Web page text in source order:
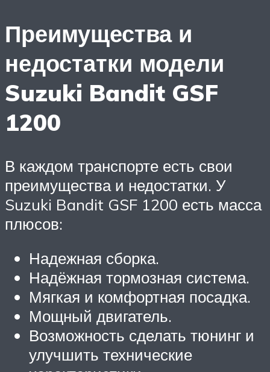
Преимущества и
недостатки модели
Suzuki Bandit GSF
1200
В каждом транспорте есть свои
преимущества и недостатки. У
Suzuki Bandit GSF 1200 есть масса
плюсов:
Надежная сборка.
Надёжная тормозная система.
Мягкая и комфортная посадка.
Мощный двигатель.
Возможность сделать тюнинг и
улучшить технические